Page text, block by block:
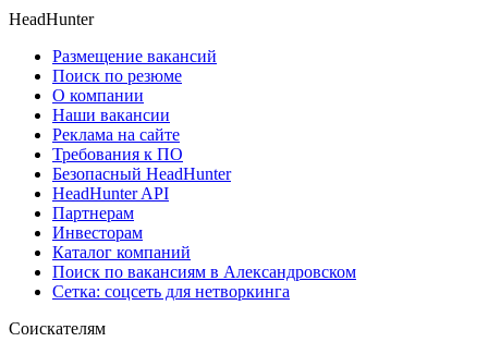
HeadHunter
Размещение вакансий
Поиск по резюме
О компании
Наши вакансии
Реклама на сайте
Требования к ПО
Безопасный HeadHunter
HeadHunter API
Партнерам
Инвесторам
Каталог компаний
Поиск по вакансиям в Александровском
Сетка: соцсеть для нетворкинга
Соискателям